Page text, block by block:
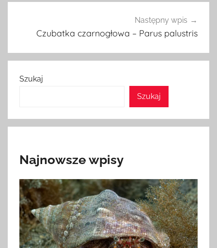
Następny wpis
Czubatka czarnogłowa – Parus palustris
Szukaj
Szukaj
Najnowsze wpisy